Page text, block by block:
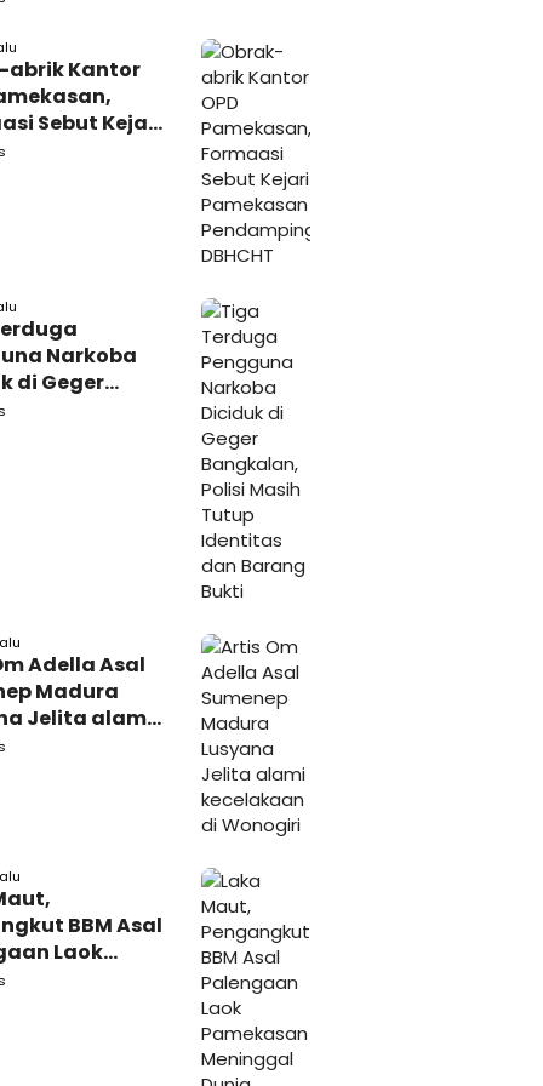
abrik Kantor
Sebut Kejari
Narkoba
di Geger
Polisi
Adella Asal
Madura
Jelita alami
di
BBM Asal
Laok